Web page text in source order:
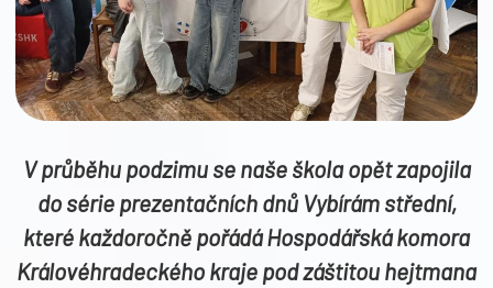
V průběhu podzimu se naše škola opět zapojila
do série prezentačních dnů Vybírám střední,
které každoročně pořádá Hospodářská komora
Královéhradeckého kraje pod záštitou hejtmana